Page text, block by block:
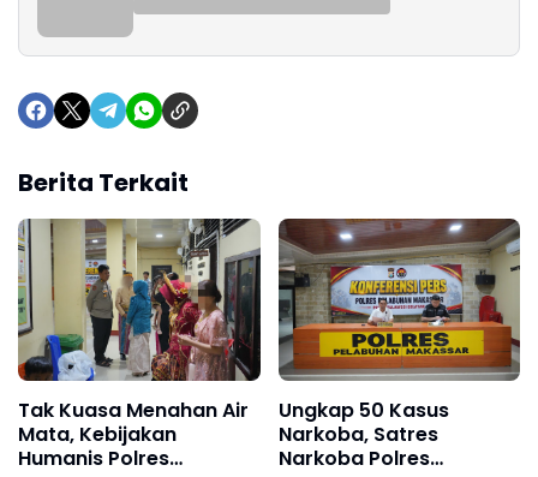
Berita Terkait
Tak Kuasa Menahan Air
Mata, Kebijakan
Humanis Polres
Ungkap 50 Kasus
Narkoba, Satres
Narkoba Polres